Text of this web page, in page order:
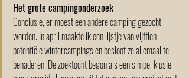
Het grote campingonderzoek
Conclusie, er moest een andere camping gezocht
worden. In april maakte ik een lijstje van vijftien
potentiële wintercampings en besloot ze allemaal te
benaderen. De zoektocht begon als een simpel klusje,